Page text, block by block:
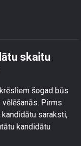
skaitu
šogad būs
Pirms
saraksti,
kandidātu